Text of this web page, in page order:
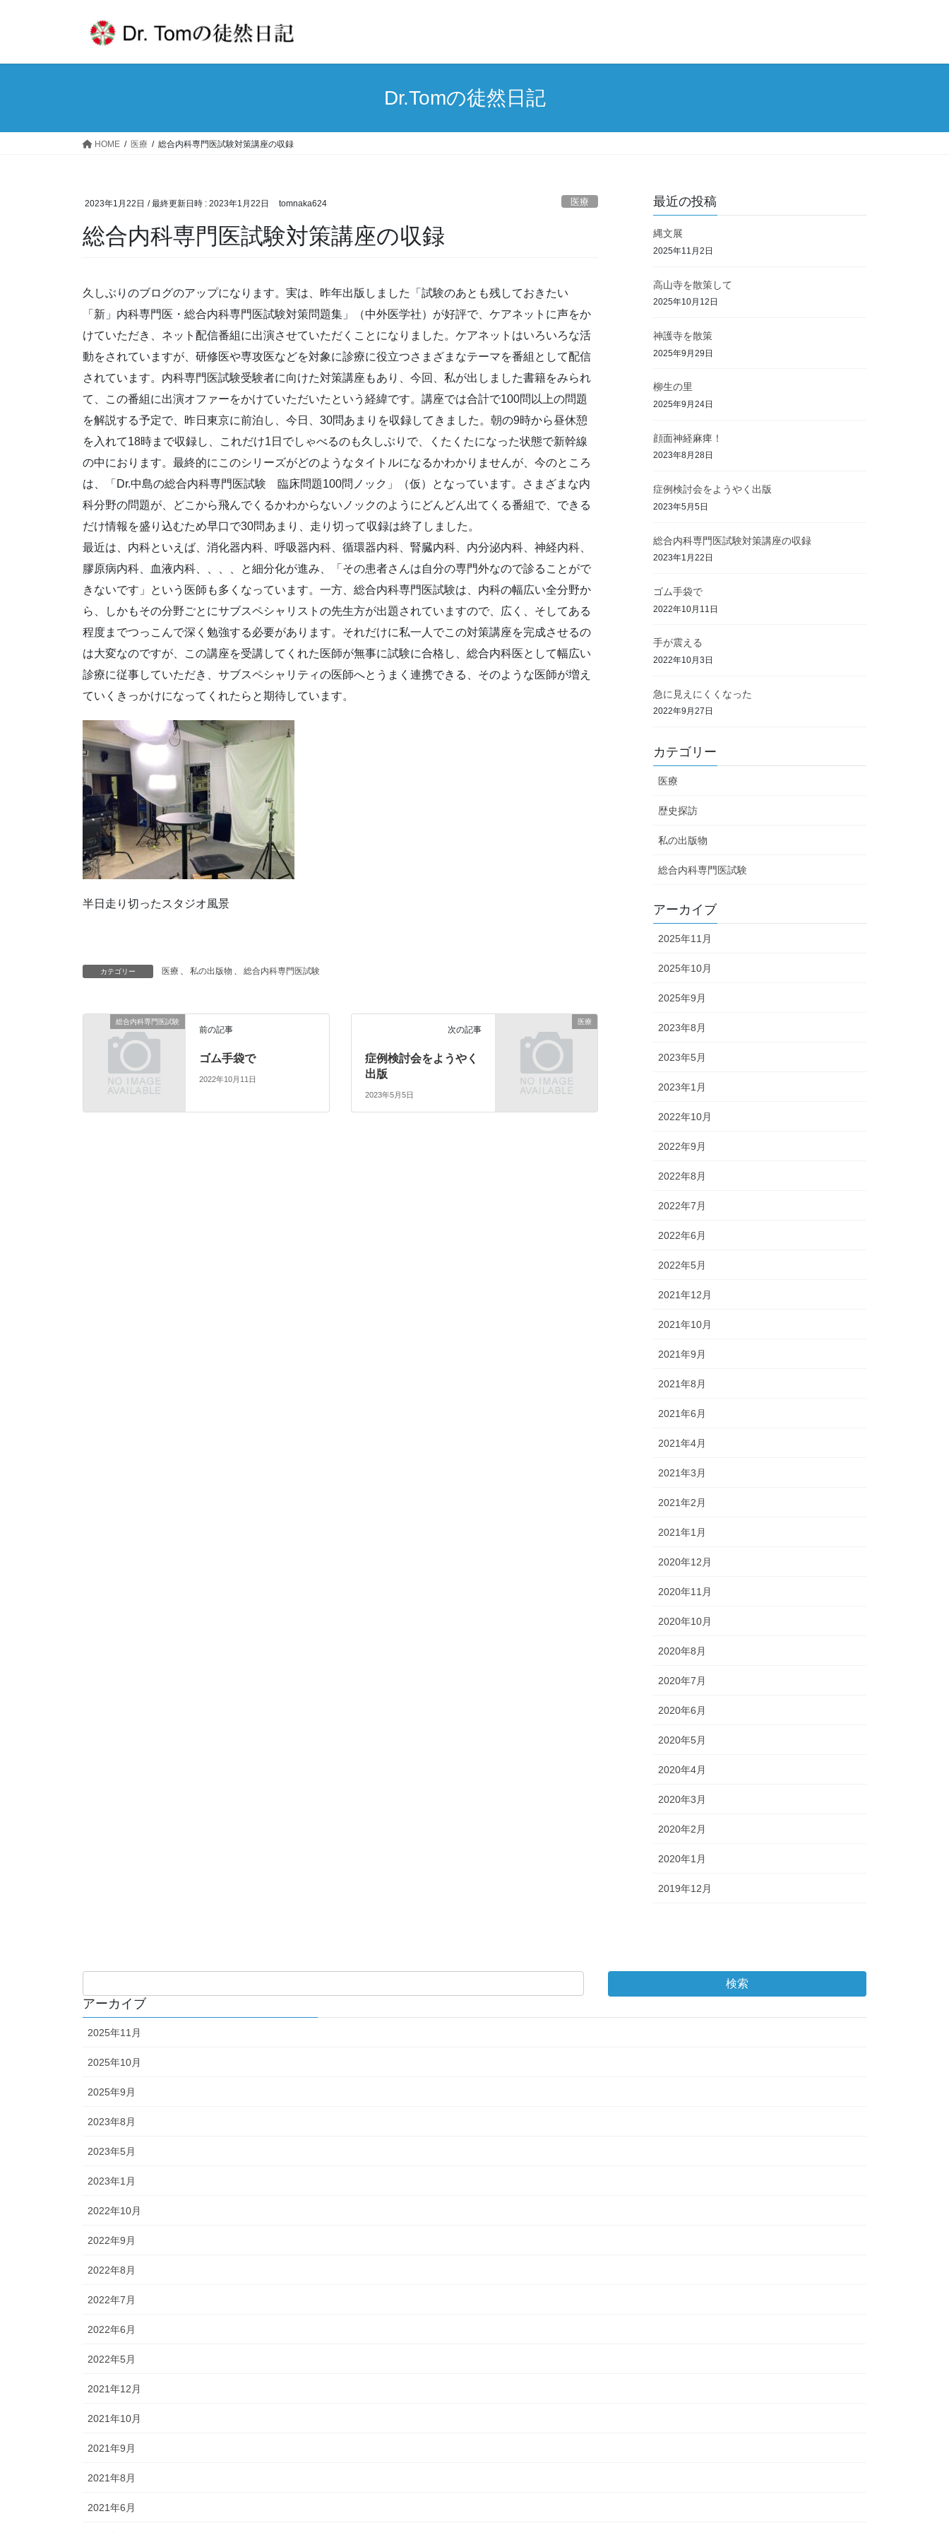
Dr.Tomの徒然日記
HOME 医療 総合内科専門医試験対策講座の収録
2023年1月22日 / 最終更新日時 : 2023年1月22日 tomnaka624 医療
総合内科専門医試験対策講座の収録
久しぶりのブログのアップになります。実は、昨年出版しました「試験のあとも残しておきたい
「新」内科専門医・総合内科専門医試験対策問題集」（中外医学社）が好評で、ケアネットに声をか
けていただき、ネット配信番組に出演させていただくことになりました。ケアネットはいろいろな活
動をされていますが、研修医や専攻医などを対象に診療に役立つさまざまなテーマを番組として配信
されています。内科専門医試験受験者に向けた対策講座もあり、今回、私が出しました書籍をみられ
て、この番組に出演オファーをかけていただいたという経緯です。講座では合計で100問以上の問題
を解説する予定で、昨日東京に前泊し、今日、30問あまりを収録してきました。朝の9時から昼休憩
を入れて18時まで収録し、これだけ1日でしゃべるのも久しぶりで、くたくたになった状態で新幹線
の中におります。最終的にこのシリーズがどのようなタイトルになるかわかりませんが、今のところ
は、「Dr.中島の総合内科専門医試験 臨床問題100問ノック」（仮）となっています。さまざまな内
科分野の問題が、どこから飛んでくるかわからないノックのようにどんどん出てくる番組で、できる
だけ情報を盛り込むため早口で30問あまり、走り切って収録は終了しました。
最近は、内科といえば、消化器内科、呼吸器内科、循環器内科、腎臓内科、内分泌内科、神経内科、
膠原病内科、血液内科、、、、と細分化が進み、「その患者さんは自分の専門外なので診ることがで
きないです」という医師も多くなっています。一方、総合内科専門医試験は、内科の幅広い全分野か
ら、しかもその分野ごとにサブスペシャリストの先生方が出題されていますので、広く、そしてある
程度までつっこんで深く勉強する必要があります。それだけに私一人でこの対策講座を完成させるの
は大変なのですが、この講座を受講してくれた医師が無事に試験に合格し、総合内科医として幅広い
診療に従事していただき、サブスペシャリティの医師へとうまく連携できる、そのような医師が増え
ていくきっかけになってくれたらと期待しています。
半日走り切ったスタジオ風景
カテゴリー 医療 、 私の出版物 、 総合内科専門医試験
総合内科専門医試験
前の記事
ゴム手袋で
2022年10月11日
医療
次の記事
症例検討会をようやく
出版
2023年5月5日
最近の投稿
縄文展
2025年11月2日
高山寺を散策して
2025年10月12日
神護寺を散策
2025年9月29日
柳生の里
2025年9月24日
顔面神経麻痺！
2023年8月28日
症例検討会をようやく出版
2023年5月5日
総合内科専門医試験対策講座の収録
2023年1月22日
ゴム手袋で
2022年10月11日
手が震える
2022年10月3日
急に見えにくくなった
2022年9月27日
カテゴリー
医療
歴史探訪
私の出版物
総合内科専門医試験
アーカイブ
2025年11月
2025年10月
2025年9月
2023年8月
2023年5月
2023年1月
2022年10月
2022年9月
2022年8月
2022年7月
2022年6月
2022年5月
2021年12月
2021年10月
2021年9月
2021年8月
2021年6月
2021年4月
2021年3月
2021年2月
2021年1月
2020年12月
2020年11月
2020年10月
2020年8月
2020年7月
2020年6月
2020年5月
2020年4月
2020年3月
2020年2月
2020年1月
2019年12月
アーカイブ
2025年11月
2025年10月
2025年9月
2023年8月
2023年5月
2023年1月
2022年10月
2022年9月
2022年8月
2022年7月
2022年6月
2022年5月
2021年12月
2021年10月
2021年9月
2021年8月
2021年6月